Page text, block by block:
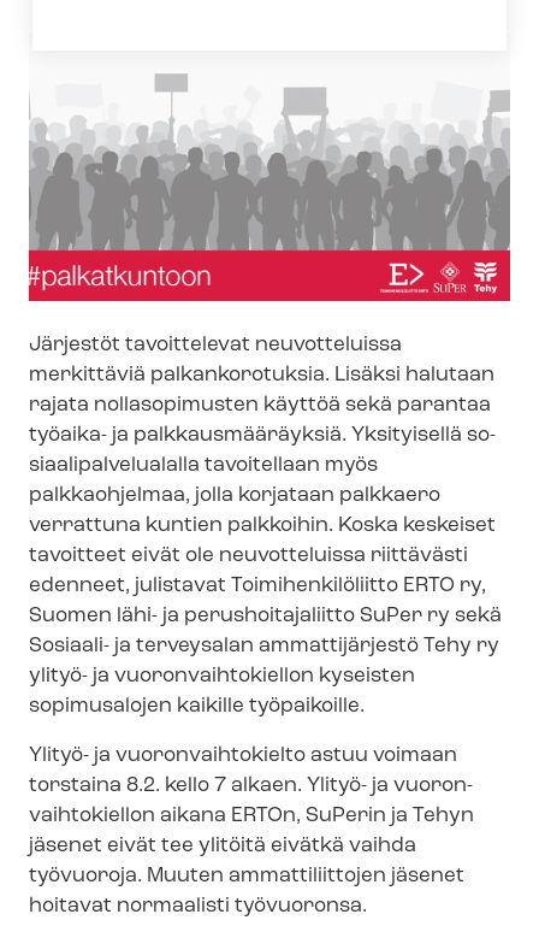
Järjestöt tavoittelevat neuvotteluissa
merkittäviä palkankorotuksia. Lisäksi halutaan
rajata nollasopimusten käyttöä sekä parantaa
työaika- ja palk­kaus­mää­räyk­siä. Yksityisellä so­
si­aa­li­pal­ve­lua­lal­la tavoitellaan myös
palkkaohjelmaa, jolla korjataan palkkaero
verrattuna kuntien palkkoihin. Koska keskeiset
tavoitteet eivät ole neuvotteluissa riittävästi
edenneet, julistavat Toi­mi­hen­ki­lö­liit­to ERTO ry,
Suomen lähi- ja pe­rus­hoi­ta­ja­liit­to SuPer ry sekä
Sosiaali- ja terveysalan ammattijärjestö Tehy ry
ylityö- ja vuo­ron­vaih­to­kiel­lon kyseisten
sopimusalojen kaikille työpaikoille.
Ylityö- ja vuo­ron­vaih­to­kiel­to astuu voimaan
torstaina 8.2. kello 7 alkaen. Ylityö- ja vuo­ron­
vaih­to­kiel­lon aikana ERTOn, SuPerin ja Tehyn
jäsenet eivät tee ylitöitä eivätkä vaihda
työvuoroja. Muuten ammattiliittojen jäsenet
hoitavat normaalisti työvuoronsa.